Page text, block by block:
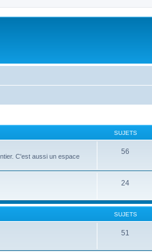
SUJETS
C'est aussi un espace
56
24
SUJETS
51